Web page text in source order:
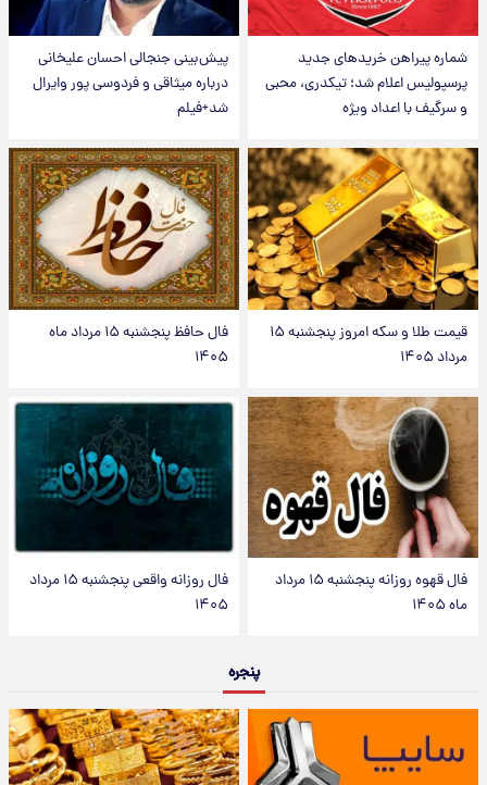
شماره پیراهن خریدهای جدید
پرسپولیس اعلام شد؛ تیکدری، محبی
و سرگیف با اعداد ویژه
پیش‌بینی جنجالی احسان علیخانی
درباره میثاقی و فردوسی پور وایرال
شد+فیلم
قیمت طلا و سکه امروز پنجشنبه ۱۵
مرداد ۱۴۰۵
فال حافظ پنجشنبه ۱۵ مرداد ماه
۱۴۰۵
فال قهوه روزانه پنجشنبه ۱۵ مرداد
ماه ۱۴۰۵
فال روزانه واقعی پنجشنبه ۱۵ مرداد
۱۴۰۵
پنجره